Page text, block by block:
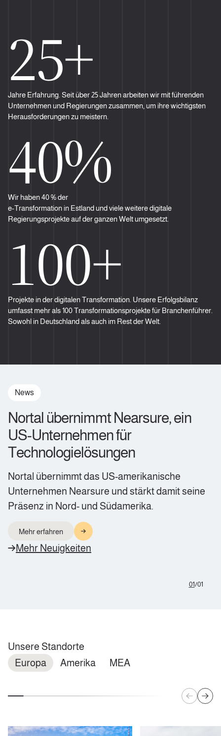
25+
Jahre Erfahrung. Seit über 25 Jahren arbeiten wir mit führenden
Unternehmen und Regierungen zusammen, um ihre wichtigsten
Herausforderungen zu meistern.
40%
Wir haben 40 % der
e-Transformation in Estland und viele weitere digitale
Regierungsprojekte auf der ganzen Welt umgesetzt.
100+
Projekte in der digitalen Transformation. Unsere Erfolgsbilanz
umfasst mehr als 100 Transformationsprojekte für Branchenführer.
Sowohl in Deutschland als auch im Rest der Welt.
News
Nortal übernimmt Nearsure, ein
US-Unternehmen für
Technologielösungen
Nortal übernimmt das US-amerikanische
Unternehmen Nearsure und stärkt damit seine
Präsenz in Nord- und Südamerika.
Mehr erfahren
Mehr Neuigkeiten
01/01
Unsere Standorte
Europa
Amerika MEA